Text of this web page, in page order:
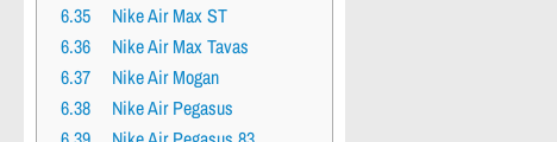
6.35
Nike Air Max ST
6.36
Nike Air Max Tavas
6.37
Nike Air Mogan
6.38
Nike Air Pegasus